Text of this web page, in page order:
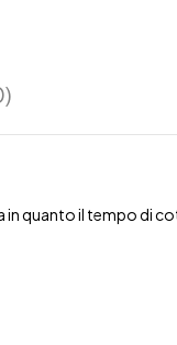
quanto il tempo di